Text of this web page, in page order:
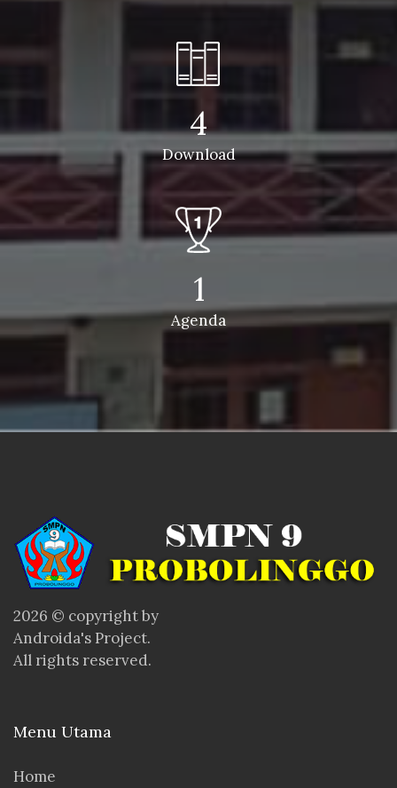
4
Download
1
Agenda
2026 © copyright by
Androida's Project.
All rights reserved.
Menu Utama
Home